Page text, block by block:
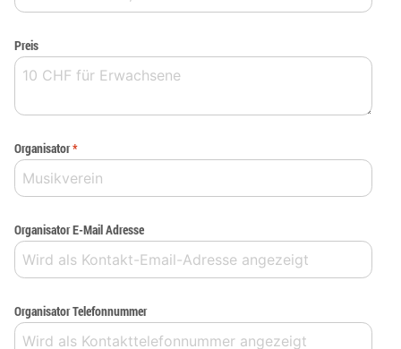
Preis
Organisator*
Organisator E-Mail Adresse
Organisator Telefonnummer